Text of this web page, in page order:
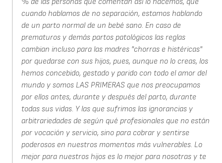
cuando hablamos de no separación, estamos hablando
de un parto normal de un bebé sano. En caso de
prematuros y demás partos patológicos las reglas
cambian incluso para las madres "chorras e histéricas"
por quedarse con sus hijos, pues, aunque no lo creas, los
hemos concebido, gestado y parido con todo el amor del
mundo y somos LAS PRIMERAS que nos preocupamos
por ellos antes, durante y después del parto, durante
todas sus vidas. Y las que sufrimos las ignorancias y
arbitrariedades de según qué profesionales que no están
por vocación y servicio, sino para cobrar y sentirse
poderosos en nuestros momentos más vulnerables. Lo
mejor para nuestros hijos es lo mejor para nosotras y te